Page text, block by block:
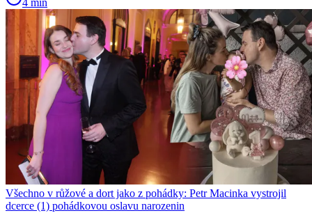
Všechno v růžové a dort jako z pohádky: Petr Macinka vystrojil
dcerce (1) pohádkovou oslavu narozenin